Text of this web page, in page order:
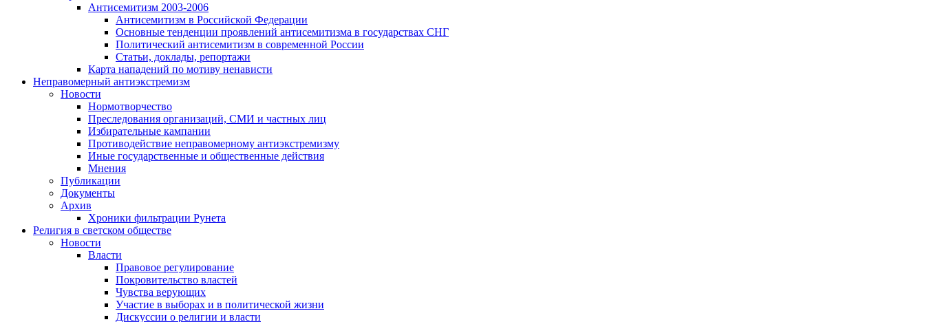
Антисемитизм 2003-2006
Антисемитизм в Российской Федерации
Основные тенденции проявлений антисемитизма в государствах СНГ
Политический антисемитизм в современной России
Статьи, доклады, репортажи
Карта нападений по мотиву ненависти
Неправомерный антиэкстремизм
Новости
Нормотворчество
Преследования организаций, СМИ и частных лиц
Избирательные кампании
Противодействие неправомерному антиэкстремизму
Иные государственные и общественные действия
Мнения
Публикации
Документы
Архив
Хроники фильтрации Рунета
Религия в светском обществе
Новости
Власти
Правовое регулирование
Покровительство властей
Чувства верующих
Участие в выборах и в политической жизни
Дискуссии о религии и власти